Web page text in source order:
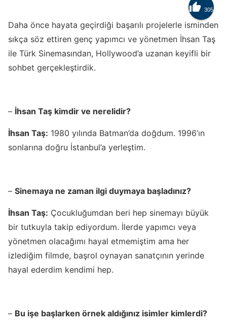
 305
Daha önce hayata geçirdiği başarılı projelerle isminden
sıkça söz ettiren genç yapımcı ve yönetmen İhsan Taş
ile Türk Sinemasından, Hollywood’a uzanan keyifli bir
sohbet gerçekleştirdik.
– İhsan Taş kimdir ve nerelidir?
İhsan Taş: 1980 yılında Batman’da doğdum. 1996’ın
sonlarına doğru İstanbul’a yerleştim.
– Sinemaya ne zaman ilgi duymaya başladınız?
İhsan Taş: Çocukluğumdan beri hep sinemayı büyük
bir tutkuyla takip ediyordum. İlerde yapımcı veya
yönetmen olacağımı hayal etmemiştim ama her
izlediğim filmde, başrol oynayan sanatçının yerinde
hayal ederdim kendimi hep.
– Bu işe başlarken örnek aldığınız isimler kimlerdi?